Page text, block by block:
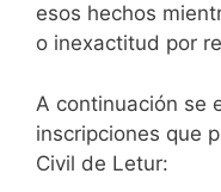
esos hechos
o inexactitud por
A continuación se
inscripciones que
Civil de Letur: